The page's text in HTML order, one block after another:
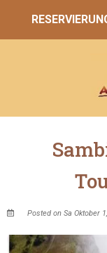
Posted on Sa Oktober